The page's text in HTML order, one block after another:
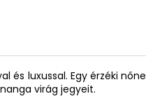
és luxussal. Egy érzéki
virág jegyeit.